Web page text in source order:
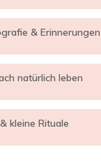
& Erinnerungen
natürlich leben
kleine Rituale